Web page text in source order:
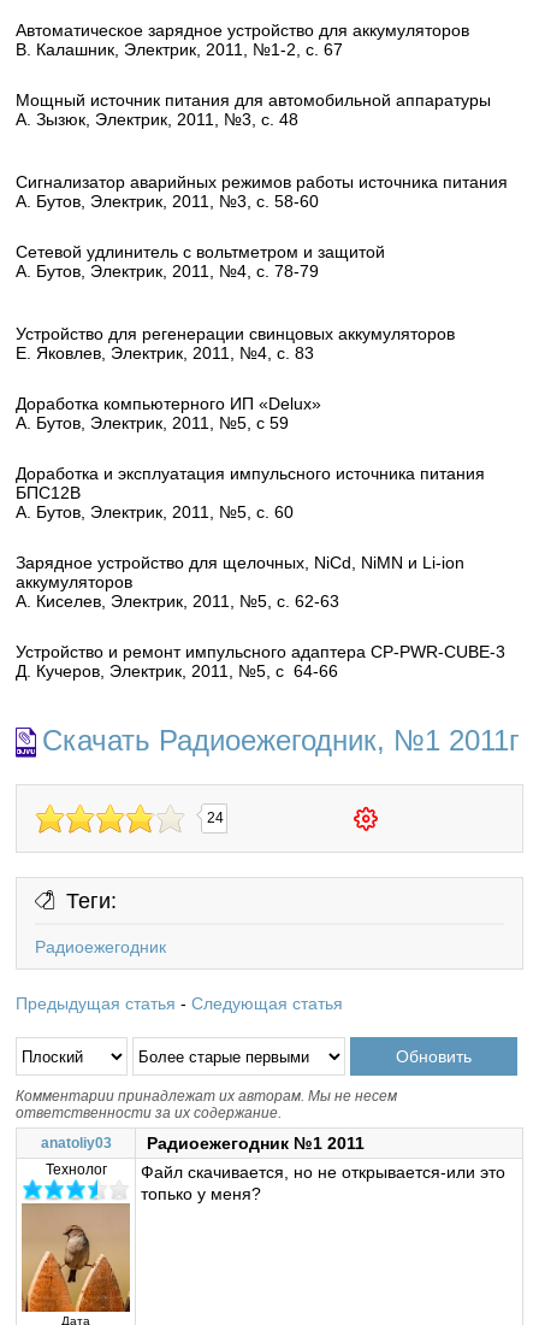
Автоматическое зарядное устройство для аккумуляторов
В. Калашник, Электрик, 2011, №1-2, с. 67
Мощный источник питания для автомобильной аппаратуры
А. Зызюк, Электрик, 2011, №3, с. 48
Сигнализатор аварийных режимов работы источника питания
А. Бутов, Электрик, 2011, №3, с. 58-60
Сетевой удлинитель с вольтметром и защитой
А. Бутов, Электрик, 2011, №4, с. 78-79
Устройство для регенерации свинцовых аккумуляторов
Е. Яковлев, Электрик, 2011, №4, с. 83
Доработка компьютерного ИП «Delux»
А. Бутов, Электрик, 2011, №5, с 59
Доработка и эксплуатация импульсного источника питания
БПС12В
А. Бутов, Электрик, 2011, №5, с. 60
Зарядное устройство для щелочных, NiCd, NiMN и Li-ion
аккумуляторов
А. Киселев, Электрик, 2011, №5, с. 62-63
Устройство и ремонт импульсного адаптера CP-PWR-CUBE-3
Д. Кучеров, Электрик, 2011, №5, с 64-66
Скачать Радиоежегодник, №1 2011г
24
Теги:
Радиоежегодник
Предыдущая статья -Следующая статья
Комментарии принадлежат их авторам. Мы не несем
ответственности за их содержание.
anatoliy03
Радиоежегодник №1 2011
Технолог
Дата
Файл скачивается, но не открывается-или это
топько у меня?